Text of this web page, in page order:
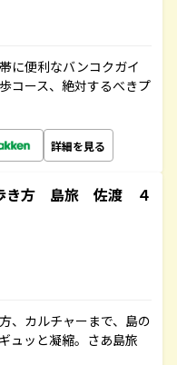
に便利なバンコクガイ
コース、絶対するべきプ
詳細を見る
き方 島旅 佐渡 ４
、カルチャーまで、島の
ュッと凝縮。さあ島旅